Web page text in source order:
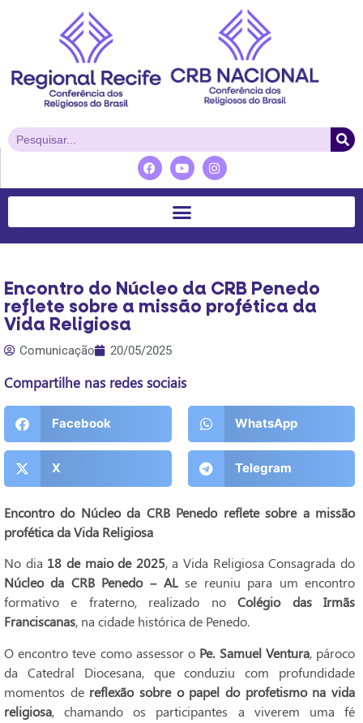
Encontro do Núcleo da CRB Penedo
reflete sobre a missão profética da
Vida Religiosa
Comunicação 20/05/2025
Compartilhe nas redes sociais
Facebook WhatsApp
X Telegram
Encontro do Núcleo da CRB Penedo reflete sobre a missão
profética da Vida Religiosa
No dia 18 de maio de 2025, a Vida Religiosa Consagrada do
Núcleo da CRB Penedo – AL se reuniu para um encontro
formativo e fraterno, realizado noColégio das Irmãs
Franciscanas, na cidade histórica de Penedo.
O encontro teve como assessor o Pe. Samuel Ventura, pároco
da Catedral Diocesana, que conduziu com profundidade
momentos de reflexão sobre o papel do profetismo na vida
religiosa, chamando os participantes a viverem uma fé